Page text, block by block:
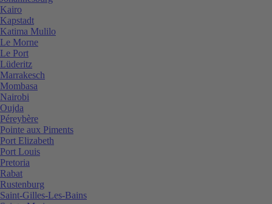
Kairo
Kapstadt
Katima Mulilo
Le Morne
Le Port
Lüderitz
Marrakesch
Mombasa
Nairobi
Oujda
Péreybère
Pointe aux Piments
Port Elizabeth
Port Louis
Pretoria
Rabat
Rustenburg
Saint-Gilles-Les-Bains